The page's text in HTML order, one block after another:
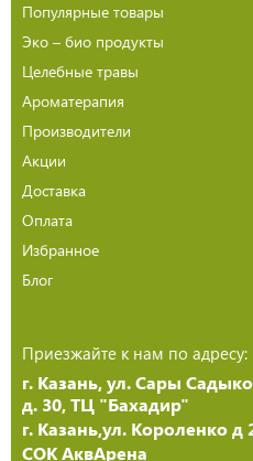
Популярные товары
Эко – био продукты
Целебные травы
Ароматерапия
Производители
Акции
Доставка
Оплата
Избранное
Блог
Приезжайте к нам по адресу:
г. Казань, ул. Сары
д. 30, ТЦ "Бахадир"
г. Казань,ул. Короленко д
СОК АквАрена